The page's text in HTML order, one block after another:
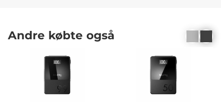
Andre købte også